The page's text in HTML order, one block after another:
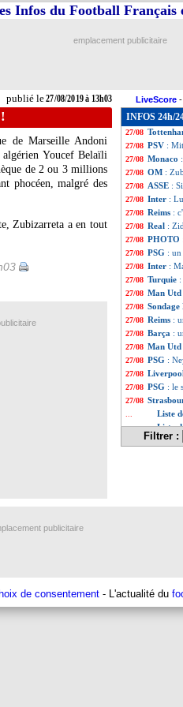
publié le27/08/2019 à 13h03
Infos du Football Français
emplacement publicitaire
LiveScore -
de Marseille Andoni
Youcef Belaïli
de 2 ou 3 millions
phocéen, malgré des
Zubizarreta a en tout
INFOS 24h/
27/08 Nice:
27/08 Nantes
27/08
27/08 PSG:
27/08
27/08 PSV :
27/08 Monaco
27/08 OM :
27/08 ASSE :
27/08 Inter :
27/08 Reims :
27/08 Real :
27/08 PHOTO
27/08 PSG : un
27/08 Inter :
27/08 Turquie
27/08 Man Utd
27/08 Sondage
27/08 Reims :
27/08 Barça :
27/08 Man Utd
27/08 PSG :
27/08
27/08 PSG : le
27/08
Liste
... Liste
Filtrer :
publicitaire
de consentement - L'actualité du